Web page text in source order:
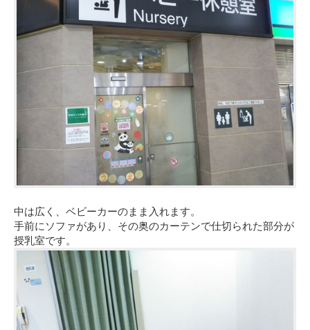
中は広く、ベビーカーのまま入れます。
手前にソファがあり、その奥のカーテンで仕切られた部分が
授乳室です。